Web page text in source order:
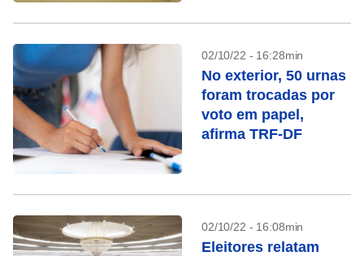
02/10/22 - 16:28min
No exterior, 50 urnas
foram trocadas por
voto em papel,
afirma TRF-DF
02/10/22 - 16:08min
Eleitores relatam